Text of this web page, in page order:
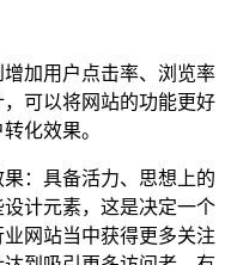
加用户点击率、浏览率
可以将网站的功能更好
化效果。
：具备活力、思想上的
计元素，这是决定一个
网站当中获得更多关注